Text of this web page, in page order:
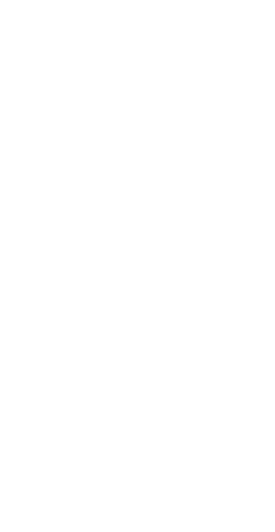
MJETE PËR
GJENI
REQUEST A